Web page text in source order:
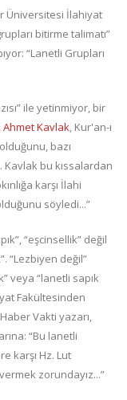
Üniversitesi İlahiyat
bitirme talimatı”
“Lanetli Grupları
ile yetinmiyor, bir
Ahmet Kavlak, Kur'an-ı
bazı
Kavlak bu kıssalardan
karşı İlahi
söyledi...”
“eşcinsellik” değil
“Lezbiyen değil”
veya “lanetli sapık
Fakültesinden
Vakti yazarı,
“Bu lanetli
karşı Hz. Lut
zorundayız...”